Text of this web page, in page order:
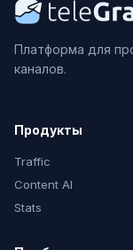
Платформа для
каналов.
Продукты
Traffic
Content AI
Stats